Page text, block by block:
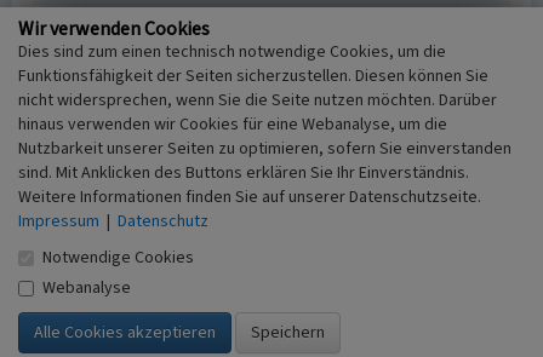
Empfohlene Zitierweise
Urheberrechtlicher Hinweis
Der hier präsentierte Inhalt ist urheberrechtlich
geschützt. Die angezeigten Medien unterliegen
möglicherweise zusätzlichen urheberrechtlichen
Bedingungen, die an diesen ausgewiesen sind.
Empfohlene Zitierweise
„Siedlung Kaldekirche in Schonnebeck”. In: KuLaDig,
Kultur.Landschaft.Digital. URL:
https://www.kuladig.de/Objektansicht/O-NF-
20100609-0003(Abgerufen: 9. August 2026)
Wir verwenden Cookies
Dies sind zum einen technisch notwendige Cookies, um die
Funktionsfähigkeit der Seiten sicherzustellen. Diesen können Sie
nicht widersprechen, wenn Sie die Seite nutzen möchten. Darüber
hinaus verwenden wir Cookies für eine Webanalyse, um die
Nutzbarkeit unserer Seiten zu optimieren, sofern Sie einverstanden
sind. Mit Anklicken des Buttons erklären Sie Ihr Einverständnis.
Weitere Informationen finden Sie auf unserer Datenschutzseite.
Impressum | Datenschutz
Notwendige Cookies
Webanalyse